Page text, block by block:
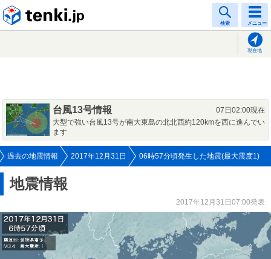
検索 メニュー
現在地
台風13号情報
07日02:00現在
大型で強い台風13号が南大東島の北北西約120kmを西に進んでい
ます
過去の地震情報 2017年12月31日 06時57分頃発生した地震(最大震度1)
地震情報
2017年12月31日07:00発表